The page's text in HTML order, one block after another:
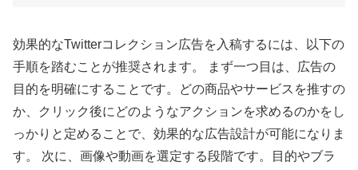
効果的なTwitterコレクション広告を入稿するには、以下の
手順を踏むことが推奨されます。 まず一つ目は、広告の
目的を明確にすることです。どの商品やサービスを推すの
か、クリック後にどのようなアクションを求めるのかをし
っかりと定めることで、効果的な広告設計が可能になりま
す。 次に、画像や動画を選定する段階です。目的やブラ